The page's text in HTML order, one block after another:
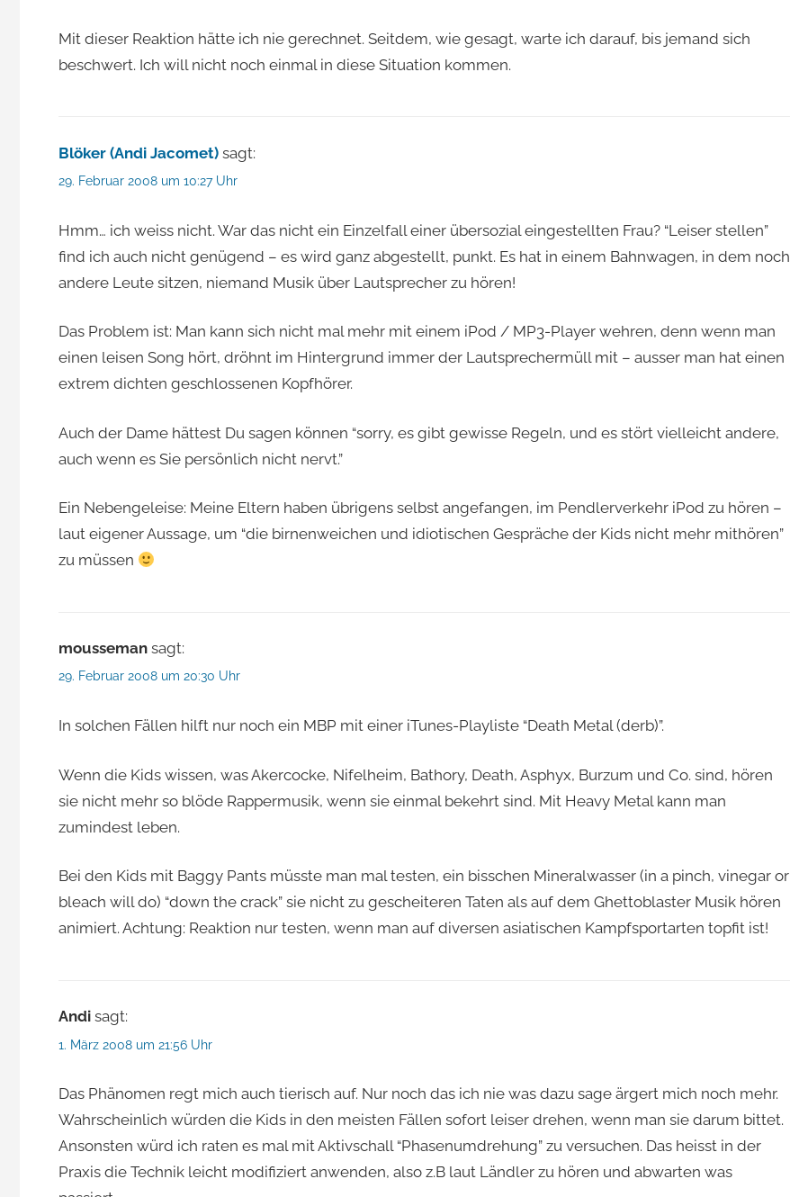
Mit dieser Reaktion hätte ich nie gerechnet. Seitdem, wie gesagt, warte ich darauf, bis jemand sich
beschwert. Ich will nicht noch einmal in diese Situation kommen.
Blöker (Andi Jacomet) sagt:
29. Februar 2008 um 10:27 Uhr
Hmm… ich weiss nicht. War das nicht ein Einzelfall einer übersozial eingestellten Frau? “Leiser stellen”
find ich auch nicht genügend – es wird ganz abgestellt, punkt. Es hat in einem Bahnwagen, in dem noch
andere Leute sitzen, niemand Musik über Lautsprecher zu hören!
Das Problem ist: Man kann sich nicht mal mehr mit einem iPod / MP3-Player wehren, denn wenn man
einen leisen Song hört, dröhnt im Hintergrund immer der Lautsprechermüll mit – ausser man hat einen
extrem dichten geschlossenen Kopfhörer.
Auch der Dame hättest Du sagen können “sorry, es gibt gewisse Regeln, und es stört vielleicht andere,
auch wenn es Sie persönlich nicht nervt.”
Ein Nebengeleise: Meine Eltern haben übrigens selbst angefangen, im Pendlerverkehr iPod zu hören –
laut eigener Aussage, um “die birnenweichen und idiotischen Gespräche der Kids nicht mehr mithören”
zu müssen
mousseman sagt:
29. Februar 2008 um 20:30 Uhr
In solchen Fällen hilft nur noch ein MBP mit einer iTunes-Playliste “Death Metal (derb)”.
Wenn die Kids wissen, was Akercocke, Nifelheim, Bathory, Death, Asphyx, Burzum und Co. sind, hören
sie nicht mehr so blöde Rappermusik, wenn sie einmal bekehrt sind. Mit Heavy Metal kann man
zumindest leben.
Bei den Kids mit Baggy Pants müsste man mal testen, ein bisschen Mineralwasser (in a pinch, vinegar or
bleach will do) “down the crack” sie nicht zu gescheiteren Taten als auf dem Ghettoblaster Musik hören
animiert. Achtung: Reaktion nur testen, wenn man auf diversen asiatischen Kampfsportarten topfit ist!
Andi sagt:
1. März 2008 um 21:56 Uhr
Das Phänomen regt mich auch tierisch auf. Nur noch das ich nie was dazu sage ärgert mich noch mehr.
Wahrscheinlich würden die Kids in den meisten Fällen sofort leiser drehen, wenn man sie darum bittet.
Ansonsten würd ich raten es mal mit Aktivschall “Phasenumdrehung” zu versuchen. Das heisst in der
Praxis die Technik leicht modifiziert anwenden, also z.B laut Ländler zu hören und abwarten was